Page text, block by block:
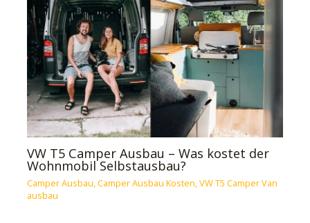
VW T5 Camper Ausbau – Was kostet der
Wohnmobil Selbstausbau?
Camper Ausbau,Camper Ausbau Kosten,VW T5 Camper Van
ausbau